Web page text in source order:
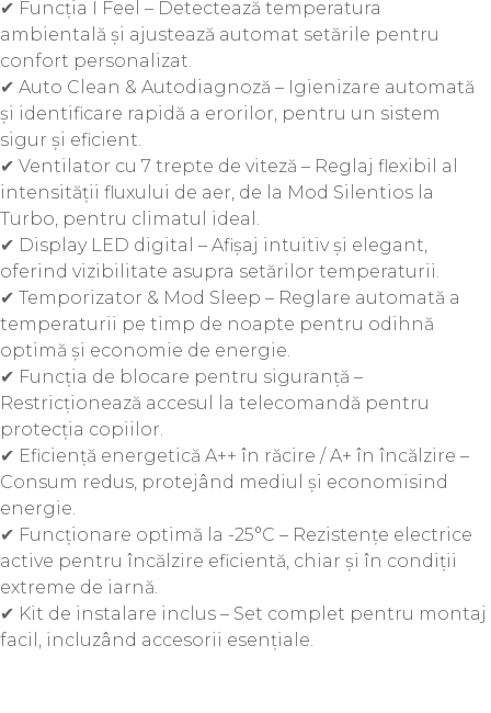
✔ Funcția I Feel – Detectează temperatura
ambientală și ajustează automat setările pentru
confort personalizat.
✔ Auto Clean & Autodiagnoză – Igienizare automată
și identificare rapidă a erorilor, pentru un sistem
sigur și eficient.
✔ Ventilator cu 7 trepte de viteză – Reglaj flexibil al
intensității fluxului de aer, de la Mod Silentios la
Turbo, pentru climatul ideal.
✔ Display LED digital – Afișaj intuitiv și elegant,
oferind vizibilitate asupra setărilor temperaturii.
✔ Temporizator & Mod Sleep – Reglare automată a
temperaturii pe timp de noapte pentru odihnă
optimă și economie de energie.
✔ Funcția de blocare pentru siguranță –
Restricționează accesul la telecomandă pentru
protecția copiilor.
✔ Eficiență energetică A++ în răcire / A+ în încălzire –
Consum redus, protejând mediul și economisind
energie.
✔ Funcționare optimă la -25°C – Rezistențe electrice
active pentru încălzire eficientă, chiar și în condiții
extreme de iarnă.
✔ Kit de instalare inclus – Set complet pentru montaj
facil, incluzând accesorii esențiale.